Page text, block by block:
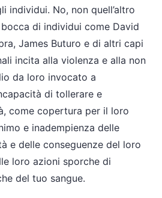
individui. No, non quell’altro
bocca di individui come David
James Buturo e di altri capi
incita alla violenza e alla non
da loro invocato a
di tollerare e
come copertura per il loro
e inadempienza delle
e delle conseguenze del loro
loro azioni sporche di
del tuo sangue.